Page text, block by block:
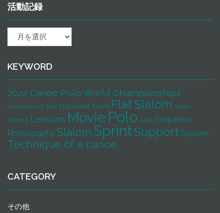
活動記録
録
KEYWORD
2022 Canoe Polo World Championships
Competition E Boat Ergometer Event Flat Slalom Indoor
Training Lessons Movie Polo Rules Sequence
Photography Slalom SprintSupport System
Technique of a canoe
CATEGORY
その他